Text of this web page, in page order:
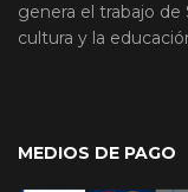
genera el trabajo
cultura y la
MEDIOS DE PAGO